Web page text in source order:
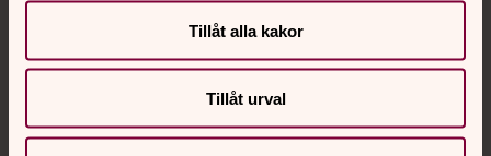
Tillåt alla kakor
Tillåt urval